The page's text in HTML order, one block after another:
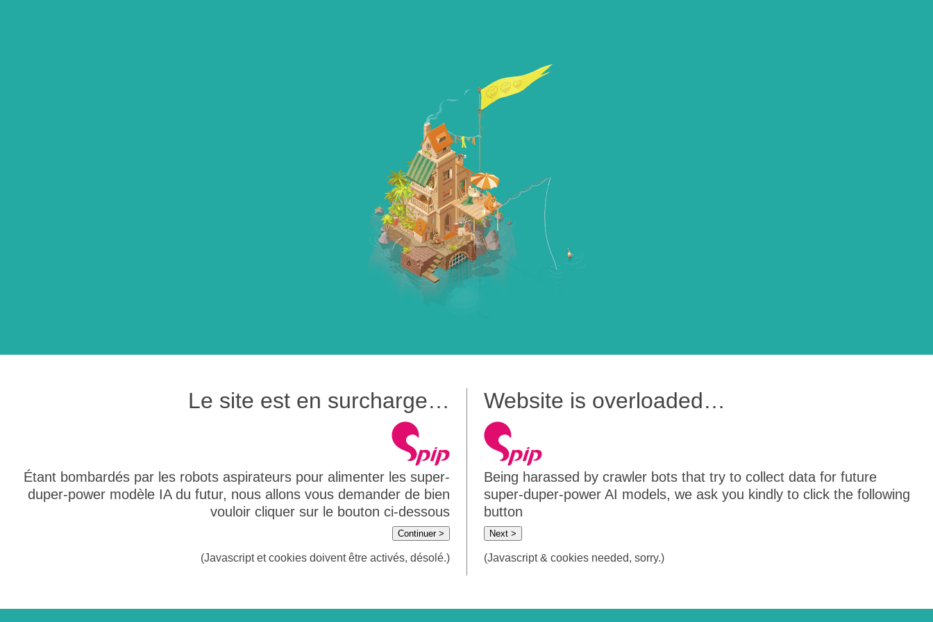
Le site est en surcharge…
Étant bombardés par les robots aspirateurs pour alimenter les super-
duper-power modèle IA du futur, nous allons vous demander de bien
vouloir cliquer sur le bouton ci-dessous
Continuer >
(Javascript et cookies doivent être activés, désolé.)
Website is overloaded…
Being harassed by crawler bots that try to collect data for future
super-duper-power AI models, we ask you kindly to click the following
button
Next >
(Javascript & cookies needed, sorry.)